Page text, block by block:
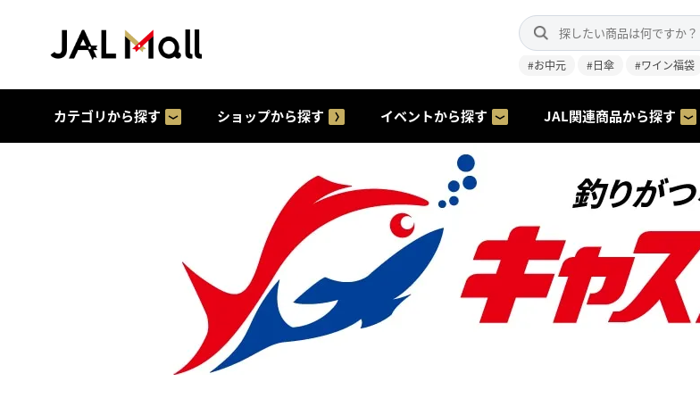
#お中元 #日傘 #ワイン福袋
カテゴリから探す ショップから探す イベントから探す JAL関連商品から探す